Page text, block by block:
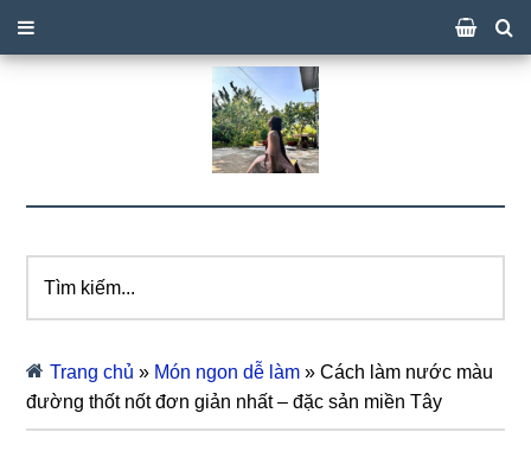
kiếm...
Trang chủ » Món ngon dễ làm »Cách làm nước màu
đường thốt nốt đơn giản nhất – đặc sản miền Tây